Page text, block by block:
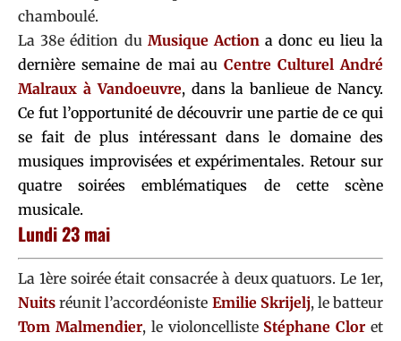
chamboulé.
La 38e édition du Musique Actiona donc eu lieu la
dernière semaine de mai auCentre Culturel André
Malraux à Vandoeuvre, dans la banlieue de Nancy.
Ce fut l’opportunité de découvrir une partie de ce qui
se fait de plus intéressant dans le domaine des
musiques improvisées et expérimentales. Retour sur
quatre soirées emblématiques de cette scène
musicale.
Lundi 23 mai
La 1ère soirée était consacrée à deux quatuors. Le 1er,
Nuits réunit l’accordéoniste Emilie Skrijelj, le batteur
Tom Malmendier, le violoncelliste Stéphane Clor et